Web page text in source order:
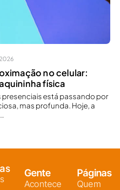
no celular:
física
presenciais está passando por
mas profunda. Hoje, a
Gente
Acontece
Páginas
Quem